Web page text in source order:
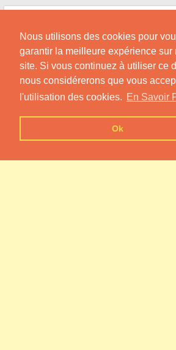
Nous utilisons des cookies pour
garantir la meilleure expérience sur
site. Si vous continuez à utiliser ce
nous considérerons que vous
l'utilisation des cookies. En Savoir
Ok
Skip
content
Informations sur les Pompes à Chaleur
Merschweiller